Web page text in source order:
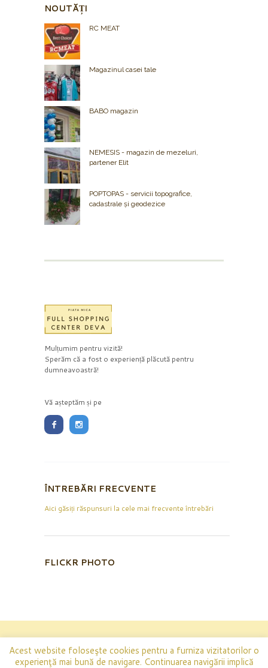
NOUTĂȚI
RC MEAT
Magazinul casei tale
BABO magazin
NEMESIS - magazin de mezeluri,
partener Elit
POPTOPAS - servicii topografice,
cadastrale și geodezice
Mulțumim pentru vizită!
Sperăm că a fost o experiență plăcută pentru
dumneavoastră!
Vă așteptăm și pe
ÎNTREBĂRI FRECVENTE
Aici găsiți răspunsuri la cele mai frecvente întrebări
FLICKR PHOTO
GB Prodcom Impex SRL
© 2026 Toate drepturile
rezervate.Condiții de utilizare a siteuluișiPolitica de
Acest website foloseşte cookies pentru a furniza vizitatorilor o
experienţă mai bună de navigare. Continuarea navigării implică